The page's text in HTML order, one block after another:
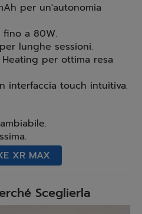
per un'autonomia
fino a 80W.
lunghe sessioni.
Heating per ottima resa
interfaccia touch intuitiva.
XR MAX
Sceglierla